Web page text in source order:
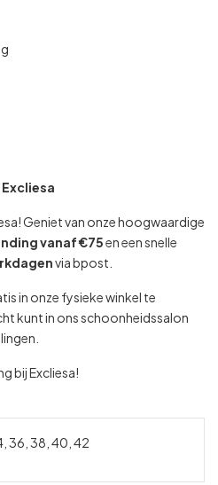
Geniet van onze hoogwaardige
vanaf €75en een snelle
via bpost.
in onze fysieke winkel te
kunt in ons schoonheidssalon
bij Excliesa!
36, 38, 40, 42